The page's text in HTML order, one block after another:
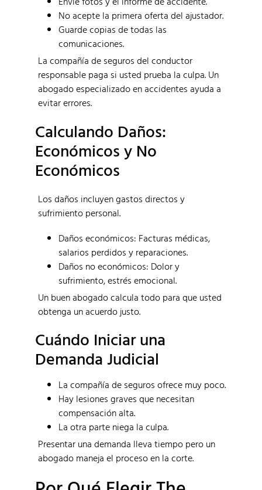
No acepte la primera oferta del ajustador.
Guarde copias de todas las
comunicaciones.
La compañía de seguros del conductor
responsable paga si usted prueba la culpa. Un
abogado especializado en accidentes ayuda a
evitar errores.
Calculando Daños:
Económicos y No
Económicos
Los daños incluyen gastos directos y
sufrimiento personal.
Daños económicos: Facturas médicas,
salarios perdidos y reparaciones.
Daños no económicos: Dolor y
sufrimiento, estrés emocional.
Un buen abogado calcula todo para que usted
obtenga un acuerdo justo.
Cuándo Iniciar una
Demanda Judicial
La compañía de seguros ofrece muy poco.
Hay lesiones graves que necesitan
compensación alta.
La otra parte niega la culpa.
Presentar una demanda lleva tiempo pero un
abogado maneja el proceso en la corte.